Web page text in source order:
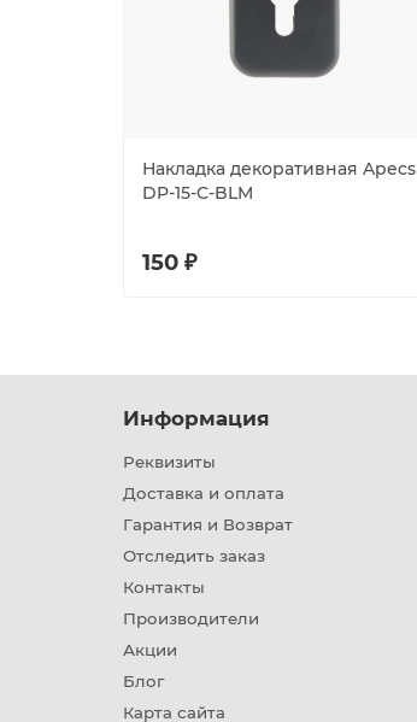
Накладка декоративная Apecs
DP-15-C-BLM
150 ₽
Информация
Реквизиты
Доставка и оплата
Гарантия и Возврат
Отследить заказ
Контакты
Производители
Акции
Блог
Карта сайта